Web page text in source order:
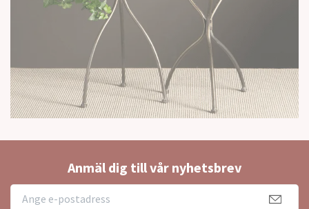
Anmäl dig till vår nyhetsbrev